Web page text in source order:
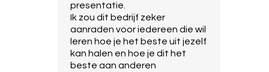
presentatie.
Ik zou dit bedrijf zeker
aanraden voor iedereen die wil
leren hoe je het beste uit jezelf
kan halen en hoe je dit het
beste aan anderen